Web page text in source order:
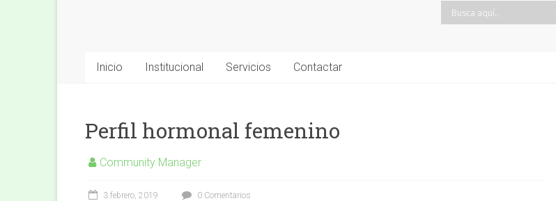
Citolab
Inicio Institucional Servicios Contactar
Perfil hormonal femenino
Community Manager
3 febrero, 2019 0 Comentarios